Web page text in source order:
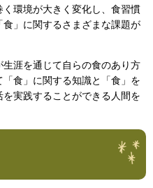
環境が大きく変化し、食習慣
」に関するさまざまな課題が
涯を通じて自らの食のあり方
食」に関する知識と「食」を
実践することができる人間を